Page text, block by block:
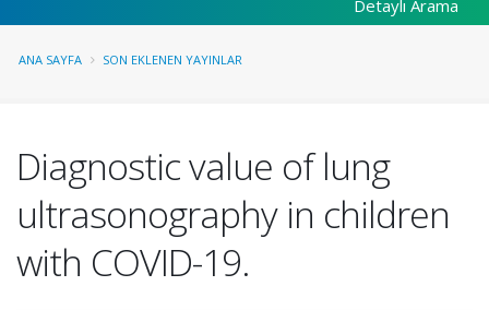
Detaylı Arama
ANA SAYFA SON EKLENEN YAYINLAR
Diagnostic value of lung
ultrasonography in children
with COVID-19.